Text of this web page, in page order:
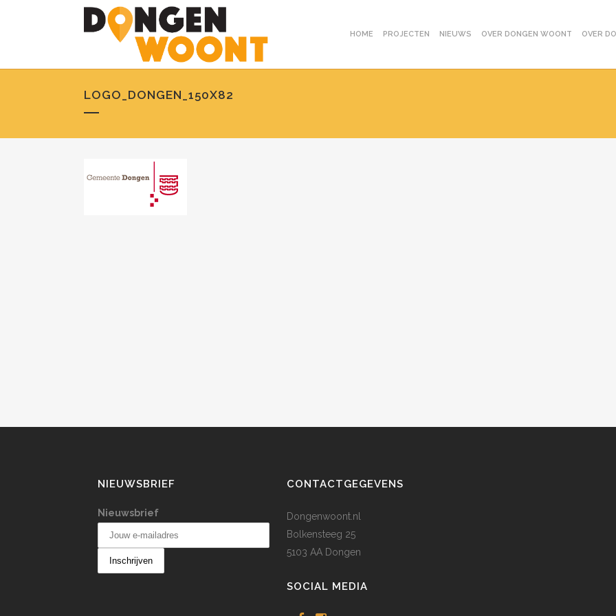
HOME PROJECTEN NIEUWS OVER DONGEN WOONT OVER
LOGO_DONGEN_150X82
NIEUWSBRIEF
Nieuwsbrief
CONTACTGEGEVENS
Dongenwoont.nl
Bolkensteeg 25
5103 AA Dongen
SOCIAL MEDIA